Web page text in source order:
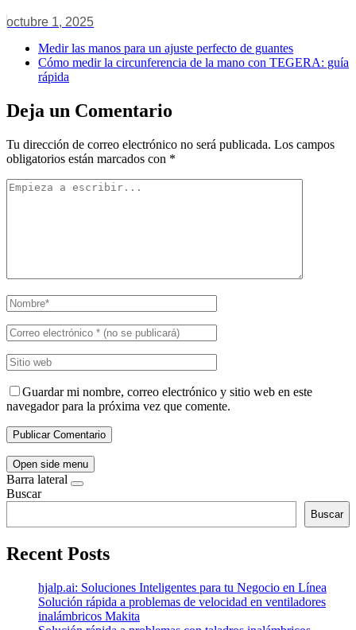
octubre 1, 2025
Medir las manos para un ajuste perfecto de guantes
Cómo medir la circunferencia de la mano con TEGERA: guía
rápida
Deja un Comentario
Tu dirección de correo electrónico no será publicada. Los campos
obligatorios están marcados con *
Guardar mi nombre, correo electrónico y sitio web en este
navegador para la próxima vez que comente.
Open side menu
Barra lateral
Buscar
Buscar
Recent Posts
hjalp.ai: Soluciones Inteligentes para tu Negocio en Línea
Solución rápida a problemas de velocidad en ventiladores
inalámbricos Makita